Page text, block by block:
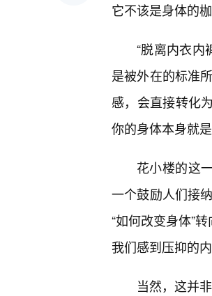
它不该是身体的
“脱离内衣内
是被外在的标准
感，会直接转化
你的身体本身就
花小楼的这
一个鼓励人们接
“如何改变身体”
我们感到压抑的
当然，这并